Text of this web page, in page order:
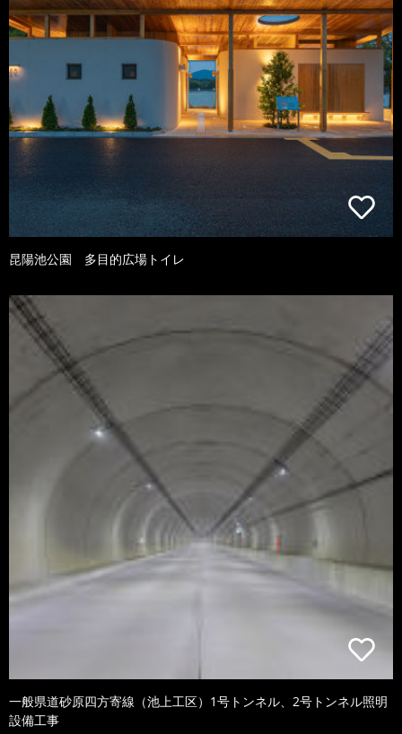
昆陽池公園 多目的広場トイレ
一般県道砂原四方寄線（池上工区）1号トンネル、2号トンネル照明
設備工事